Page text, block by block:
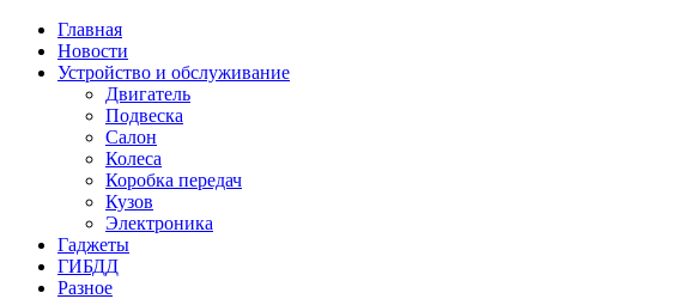
Главная
Новости
Устройство и обслуживание
Двигатель
Подвеска
Салон
Колеса
Коробка передач
Кузов
Электроника
Гаджеты
ГИБДД
Разное